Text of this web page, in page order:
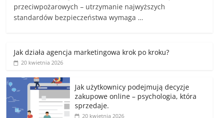
przeciwpożarowych – utrzymanie najwyższych
standardów bezpieczeństwa wymaga …
Jak działa agencja marketingowa krok po kroku?
20 kwietnia 2026
Jak użytkownicy podejmują decyzje
zakupowe online – psychologia, która
sprzedaje.
20 kwietnia 2026